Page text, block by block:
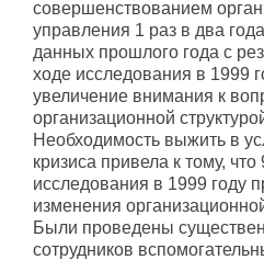
совершенствованием
управления 1 раз в два
данных прошлого года с
ходе исследования в 1999
увеличение внимания к
организационной
Необходимость выжить в
кризиса привела к тому,
исследования в 1999 году
изменения
Были проведены
сотрудников